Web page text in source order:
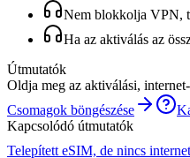
Nem blokkolja VPN,
Ha az aktiválás az
Útmutatók
Oldja meg az aktiválási,
Csomagok böngészése
Kapcsolódó útmutatók
Telepített eSIM, de nincs